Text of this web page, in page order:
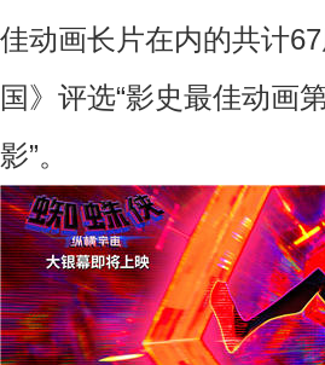
佳动画长片在内的共计
国》评选“影史最佳动画
影”。